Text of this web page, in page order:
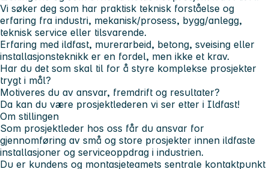
Vi søker deg som har praktisk teknisk forståelse og
erfaring fra industri, mekanisk/prosess, bygg/anlegg,
teknisk service eller tilsvarende.
Erfaring med ildfast, murerarbeid, betong, sveising eller
installasjonsteknikk er en fordel, men ikke et krav.
Har du det som skal til for å styre komplekse prosjekter
trygt i mål?
Motiveres du av ansvar, fremdrift og resultater?
Da kan du være prosjektlederen vi ser etter i Ildfast!
Om stillingen
Som prosjektleder hos oss får du ansvar for
gjennomføring av små og store prosjekter innen ildfaste
installasjoner og serviceoppdrag i industrien.
Du er kundens og montasjeteamets sentrale kontaktpunkt